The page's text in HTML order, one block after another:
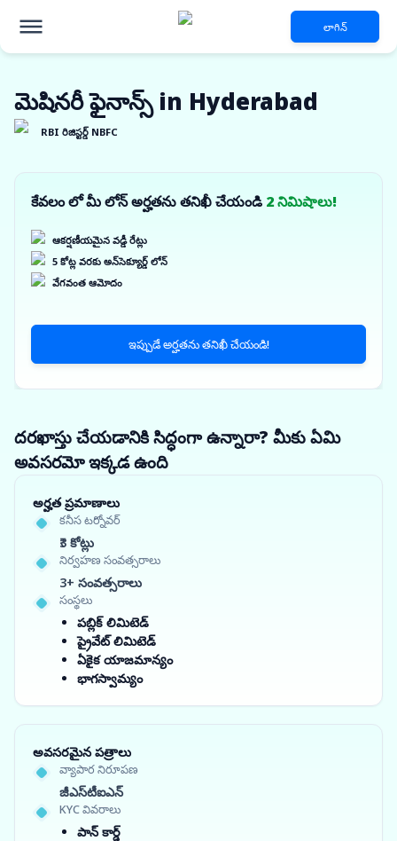
లాగిన్
మెషినరీ ఫైనాన్స్ in Hyderabad
RBI రిజిస్టర్డ్ NBFC
కేవలం లో మీ లోన్ అర్హతను తనిఖీ చేయండి 2 నిమిషాలు!
ఆకర్షణీయమైన వడ్డీ రేట్లు
5 కోట్ల వరకు అన్‌సెక్యూర్డ్ లోన్
వేగవంత ఆమోదం
ఇప్పుడే అర్హతను తనిఖీ చేయండి!
దరఖాస్తు చేయడానికి సిద్ధంగా ఉన్నారా? మీకు ఏమి
అవసరమో ఇక్కడ ఉంది
అర్హత ప్రమాణాలు
కనీస టర్నోవర్
₹3 కోట్లు
నిర్వహణ సంవత్సరాలు
3+ సంవత్సరాలు
సంస్థలు
పబ్లిక్ లిమిటెడ్
ప్రైవేట్ లిమిటెడ్
ఏకైక యాజమాన్యం
భాగస్వామ్యం
అవసరమైన పత్రాలు
వ్యాపార నిరూపణ
జీఎస్‌టీఐఎన్
KYC వివరాలు
పాన్ కార్డ్